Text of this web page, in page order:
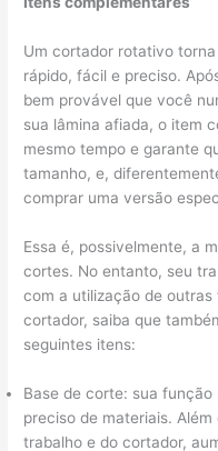
Um cortador rotativo
rápido, fácil e preciso.
bem provável que você
sua lâmina afiada, o item
mesmo tempo e garante
tamanho, e,
comprar uma versão
Essa é, possivelmente, a
cortes. No entanto, seu
com a utilização de
cortador, saiba que
seguintes itens:
Base de corte: sua
preciso de materiais.
trabalho e do cortador,